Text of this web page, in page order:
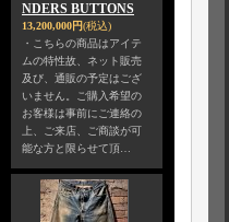
NDERS BUTTONS
13,200,000円(税込)
・こちらの商品はアイテ
ムの特性故、ネット販売
及び、通販の予定はござ
いません。ご購入希望の
お客様は事前にご連絡の
上、ご来店、ご商談が可
能な方と限らせて頂…